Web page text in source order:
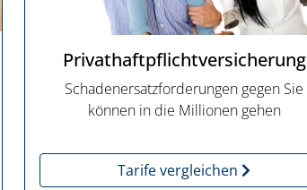
Privathaftpflichtversicherung
Schadenersatzforderungen gegen Sie
können in die Millionen gehen
Tarife vergleichen